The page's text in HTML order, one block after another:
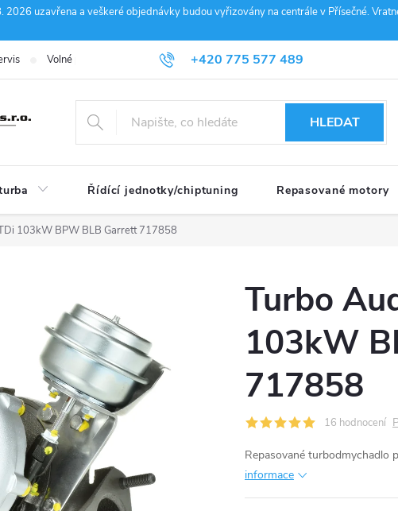
uzavřena a veškeré objednávky budou vyřizovány na centrále v Přísečné.
+420 775 577 489
info@janousek-motorsport.cz
Volné pozice Obchodní podmínky Reklamace
HLEDAT
Řídící jednotky/chiptuning Repasované motory
103kW BPW BLB Garrett 717858
Turbo
103kW
717858
16 hodnocení
Repasované turbodmychadlo
informace